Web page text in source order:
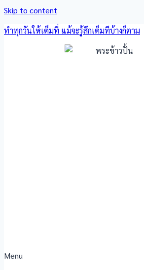
Skip to content
ทำทุกวันให้เต็มที่ แม้จะรู้สึกเต็มทีบ้างก็ตาม
Menu